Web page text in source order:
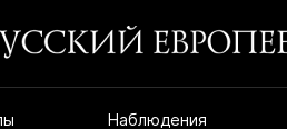
Наблюдения